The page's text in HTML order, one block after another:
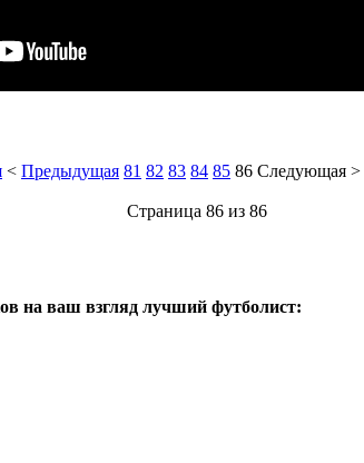
< Предыдущая 81 82 83 84 85 86 Следующая >
Страница 86 из 86
на ваш взгляд лучший футболист: